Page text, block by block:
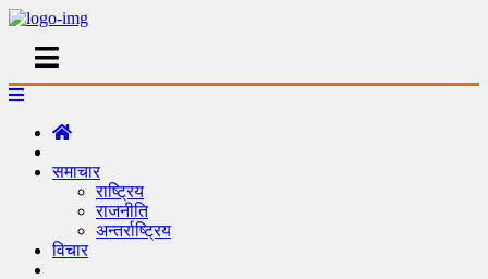
समाचार
राष्ट्रिय
राजनीति
अन्तर्राष्ट्रिय
विचार